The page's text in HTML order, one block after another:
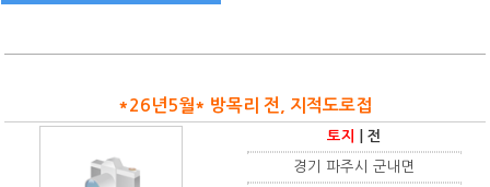
*26년5월* 방목리 전, 지적도로접
토지 |전
경기 파주시 군내면